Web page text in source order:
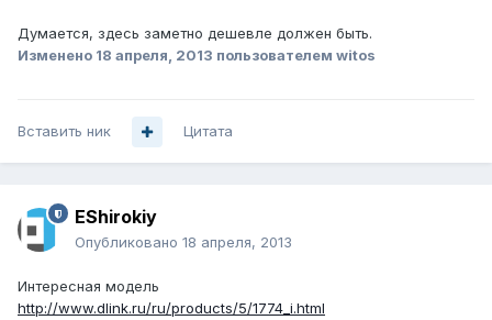
Думается, здесь заметно дешевле должен быть.
Изменено 18 апреля, 2013 пользователем witos
Вставить ник Цитата
EShirokiy
Опубликовано 18 апреля, 2013
Интересная модель
http://www.dlink.ru/ru/products/5/1774_i.html